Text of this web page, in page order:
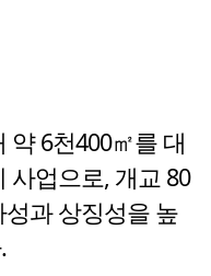
약 6천400㎡를 대
사업으로, 개교 80
과 상징성을 높